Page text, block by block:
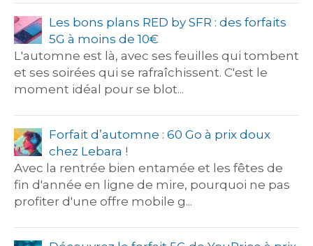
Les bons plans RED by SFR : des forfaits
5G à moins de 10€
L'automne est là, avec ses feuilles qui tombent
et ses soirées qui se rafraîchissent. C'est le
moment idéal pour se blot...
Forfait d’automne : 60 Go à prix doux
chez Lebara !
Avec la rentrée bien entamée et les fêtes de
fin d'année en ligne de mire, pourquoi ne pas
profiter d'une offre mobile g...